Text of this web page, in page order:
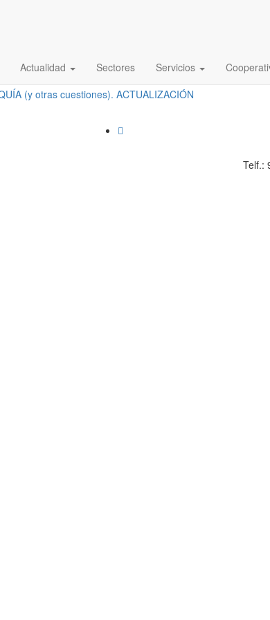
Actualidad Sectores Servicios
medidas flexibilización
(y otras cuestiones). ACTUALIZACIÓN
Telf.: